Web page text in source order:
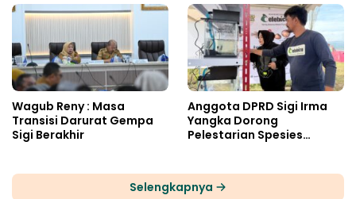
Wagub Reny : Masa
Transisi Darurat Gempa
Sigi Berakhir
Anggota DPRD Sigi Irma
Yangka Dorong
Pelestarian Spesies
Selengkapnya